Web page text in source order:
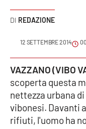
Podcast
Meteo
Editoriali
VIDEO
REDAZIONE
12 SETTEMBRE 2014
VAZZANO (VIBO
scoperta questa
nettezza urbana
vibonesi. Davanti
rifiuti, l'uomo ha